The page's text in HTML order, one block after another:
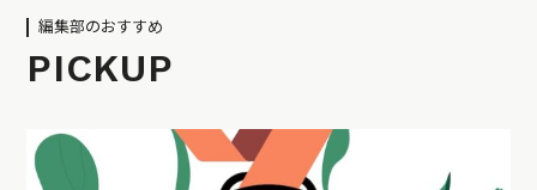
編集部のおすすめ
PICKUP